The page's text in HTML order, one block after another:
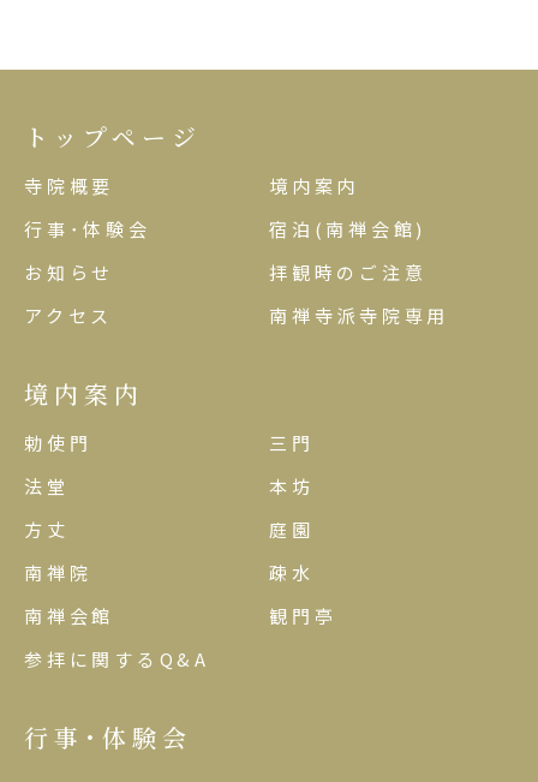
トップページ
寺院概要
境内案内
行事･体験会
宿泊(南禅会館)
お知らせ
拝観時のご注意
アクセス
南禅寺派寺院専用
境内案内
勅使門
三門
法堂
本坊
方丈
庭園
南禅院
疎水
南禅会館
観門亭
参拝に関するQ&A
行事･体験会